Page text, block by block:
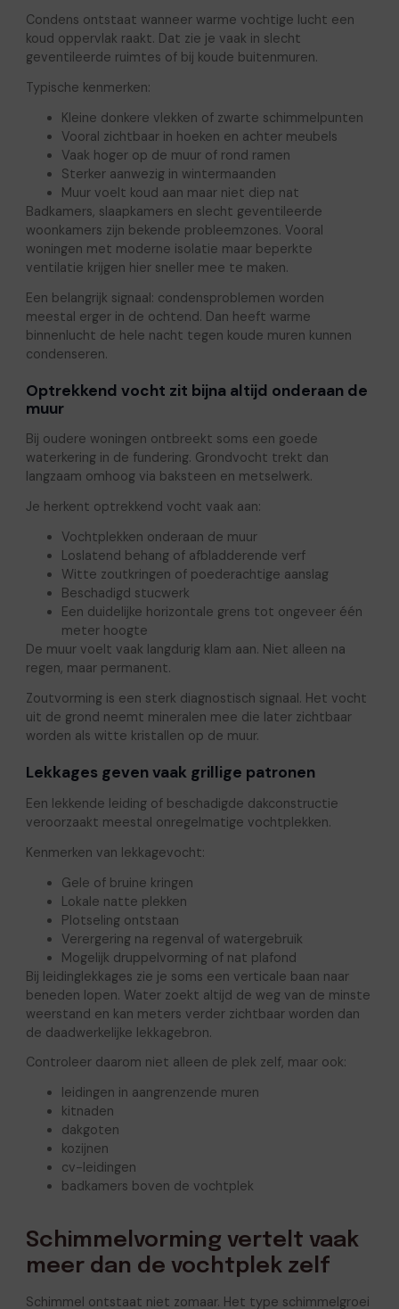
Condens ontstaat wanneer warme vochtige lucht een
koud oppervlak raakt. Dat zie je vaak in slecht
geventileerde ruimtes of bij koude buitenmuren.
Typische kenmerken:
Kleine donkere vlekken of zwarte schimmelpunten
Vooral zichtbaar in hoeken en achter meubels
Vaak hoger op de muur of rond ramen
Sterker aanwezig in wintermaanden
Muur voelt koud aan maar niet diep nat
Badkamers, slaapkamers en slecht geventileerde
woonkamers zijn bekende probleemzones. Vooral
woningen met moderne isolatie maar beperkte
ventilatie krijgen hier sneller mee te maken.
Een belangrijk signaal: condensproblemen worden
meestal erger in de ochtend. Dan heeft warme
binnenlucht de hele nacht tegen koude muren kunnen
condenseren.
Optrekkend vocht zit bijna altijd onderaan de
muur
Bij oudere woningen ontbreekt soms een goede
waterkering in de fundering. Grondvocht trekt dan
langzaam omhoog via baksteen en metselwerk.
Je herkent optrekkend vocht vaak aan:
Vochtplekken onderaan de muur
Loslatend behang of afbladderende verf
Witte zoutkringen of poederachtige aanslag
Beschadigd stucwerk
Een duidelijke horizontale grens tot ongeveer één
meter hoogte
De muur voelt vaak langdurig klam aan. Niet alleen na
regen, maar permanent.
Zoutvorming is een sterk diagnostisch signaal. Het vocht
uit de grond neemt mineralen mee die later zichtbaar
worden als witte kristallen op de muur.
Lekkages geven vaak grillige patronen
Een lekkende leiding of beschadigde dakconstructie
veroorzaakt meestal onregelmatige vochtplekken.
Kenmerken van lekkagevocht:
Gele of bruine kringen
Lokale natte plekken
Plotseling ontstaan
Verergering na regenval of watergebruik
Mogelijk druppelvorming of nat plafond
Bij leidinglekkages zie je soms een verticale baan naar
beneden lopen. Water zoekt altijd de weg van de minste
weerstand en kan meters verder zichtbaar worden dan
de daadwerkelijke lekkagebron.
Controleer daarom niet alleen de plek zelf, maar ook:
leidingen in aangrenzende muren
kitnaden
dakgoten
kozijnen
cv-leidingen
badkamers boven de vochtplek
Schimmelvorming vertelt vaak
meer dan de vochtplek zelf
Schimmel ontstaat niet zomaar. Het type schimmelgroei